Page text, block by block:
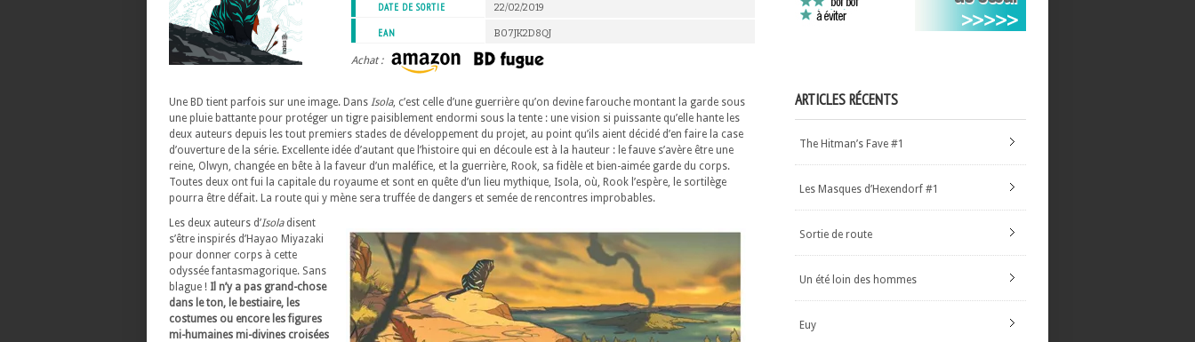
DATE DE SORTIE 22/02/2019
EAN B07JK2D8QJ
Achat :
Une BD tient parfois sur une image. Dans Isola, c’est celle d’une guerrière qu’on devine farouche montant la garde sous
une pluie battante pour protéger un tigre paisiblement endormi sous la tente : une vision si puissante qu’elle hante les
deux auteurs depuis les tout premiers stades de développement du projet, au point qu’ils aient décidé d’en faire la case
d’ouverture de la série. Excellente idée d’autant que l’histoire qui en découle est à la hauteur : le fauve s’avère être une
reine, Olwyn, changée en bête à la faveur d’un maléfice, et la guerrière, Rook, sa fidèle et bien-aimée garde du corps.
Toutes deux ont fui la capitale du royaume et sont en quête d’un lieu mythique, Isola, où, Rook l’espère, le sortilège
pourra être défait. La route qui y mène sera truffée de dangers et semée de rencontres improbables.
Les deux auteurs d’Isoladisent
s’être inspirés d’Hayao Miyazaki
pour donner corps à cette
odyssée fantasmagorique. Sans
blague ! Il n’y a pas grand-chose
dans le ton, le bestiaire, les
costumes ou encore les figures
mi-humaines mi-divines croisées
ARTICLES RÉCENTS
The Hitman’s Fave #1
Les Masques d’Hexendorf #1
Sortie de route
Un été loin des hommes
Euy